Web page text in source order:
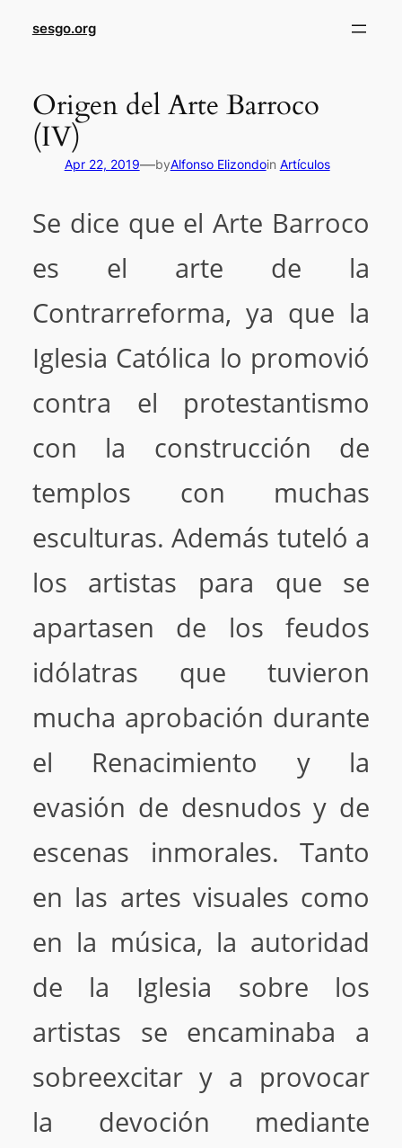
sesgo.org
Origen del Arte Barroco
(IV)
Apr 22, 2019—byAlfonso Elizondoin Artículos
Se dice que el Arte Barroco
es el arte de la
Contrarreforma, ya que la
Iglesia Católica lo promovió
contra el protestantismo
con la construcción de
templos con muchas
esculturas. Además tuteló a
los artistas para que se
apartasen de los feudos
idólatras que tuvieron
mucha aprobación durante
el Renacimiento y la
evasión de desnudos y de
escenas inmorales. Tanto
en las artes visuales como
en la música, la autoridad
de la Iglesia sobre los
artistas se encaminaba a
sobreexcitar y a provocar
la devoción mediante